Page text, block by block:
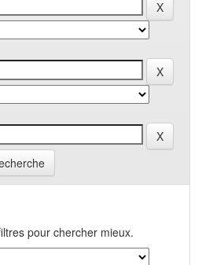
pour chercher mieux.